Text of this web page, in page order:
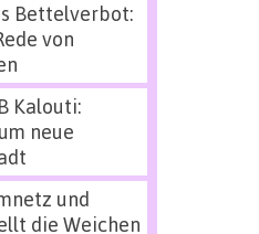
Bettelverbot:
von
Kalouti:
neue
und
die Weichen